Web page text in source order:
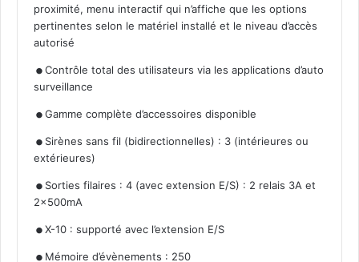
proximité, menu interactif qui n’affiche que les options
pertinentes selon le matériel installé et le niveau d’accès
autorisé
.Contrôle total des utilisateurs via les applications d’auto
surveillance
.Gamme complète d’accessoires disponible
. Sirènes sans fil (bidirectionnelles) : 3 (intérieures ou
extérieures)
.Sorties filaires : 4 (avec extension E/S) : 2 relais 3A et
2x500mA
.X-10 : supporté avec l’extension E/S
. Mémoire d’évènements : 250